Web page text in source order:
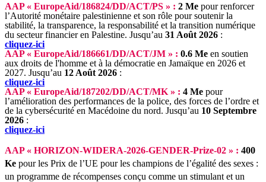
AAP « EuropeAid/186824/DD/ACT/PS » : 2 Me pour renforcer
l’Autorité monétaire palestinienne et son rôle pour soutenir la
stabilité, la transparence, la responsabilité et la transition numérique
du secteur financier en Palestine. Jusqu’au 31 Août 2026 :
cliquez-ici
AAP « EuropeAid/186661/DD/ACT/JM » : 0.6 Me en soutien
aux droits de l'homme et à la démocratie en Jamaïque en 2026 et
2027. Jusqu’au 12 Août 2026 :
cliquez-ici
AAP « EuropeAid/187202/DD/ACT/MK » : 4 Me pour
l’amélioration des performances de la police, des forces de l’ordre et
de la cybersécurité en Macédoine du nord. Jusqu’au 10 Septembre
2026 :
cliquez-ici
AAP « HORIZON-WIDERA-2026-GENDER-Prize-02 » : 400
Ke pour les Prix de l’UE pour les champions de l’égalité des sexes :
un programme de récompenses conçu comme un stimulant et un